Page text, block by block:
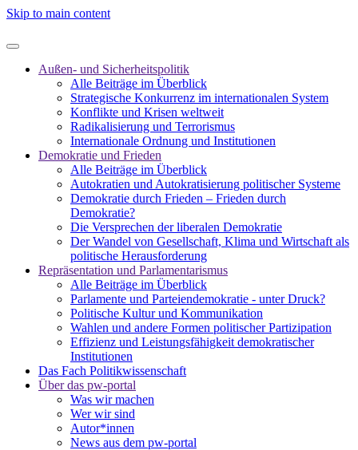
Skip to main content
Außen- und Sicherheitspolitik
Alle Beiträge im Überblick
Strategische Konkurrenz im internationalen System
Konflikte und Krisen weltweit
Radikalisierung und Terrorismus
Internationale Ordnung und Institutionen
Demokratie und Frieden
Alle Beiträge im Überblick
Autokratien und Autokratisierung politischer Systeme
Demokratie durch Frieden – Frieden durch
Demokratie?
Die Versprechen der liberalen Demokratie
Der Wandel von Gesellschaft, Klima und Wirtschaft als
politische Herausforderung
Repräsentation und Parlamentarismus
Alle Beiträge im Überblick
Parlamente und Parteiendemokratie - unter Druck?
Politische Kultur und Kommunikation
Wahlen und andere Formen politischer Partizipation
Effizienz und Leistungsfähigkeit demokratischer
Institutionen
Das Fach Politikwissenschaft
Über das pw-portal
Was wir machen
Wer wir sind
Autor*innen
News aus dem pw-portal